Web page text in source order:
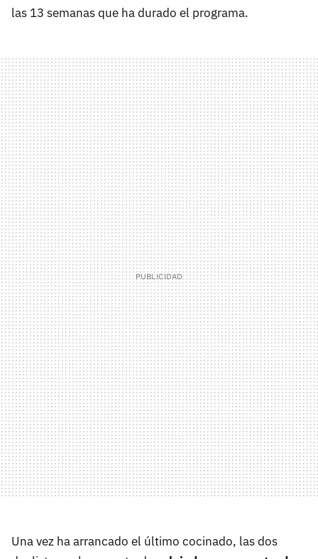
las 13 semanas que ha durado el programa.
Una vez ha arrancado el último cocinado, las dos